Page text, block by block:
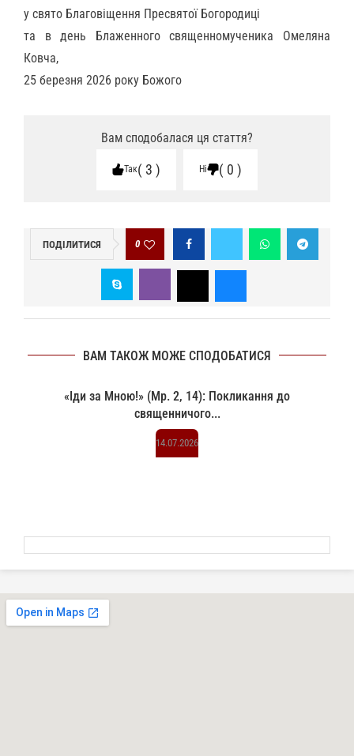
у свято Благовіщення Пресвятої Богородиці
та в день Блаженного священномученика Омеляна
Ковча,
25 березня 2026 року Божого
Вам сподобалася ця стаття?
Так 3 Ні 0
ПОДІЛИТИСЯ 0
ВАМ ТАКОЖ МОЖЕ СПОДОБАТИСЯ
«Іди за Мною!» (Мр. 2, 14): Покликання до
священничого...
14.07.2026